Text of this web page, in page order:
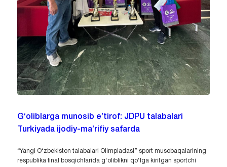
G‘oliblarga munosib e’tirof: JDPU talabalari
Turkiyada ijodiy-ma’rifiy safarda
“Yangi O‘zbekiston talabalari Olimpiadasi” sport musobaqalarining
respublika final bosqichlarida g‘oliblikni qo‘lga kiritgan sportchi